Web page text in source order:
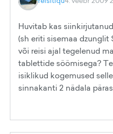
Huvitab kas
(sh eriti sisemaa dzunglit
või reisi ajal tegelenud
tablettide söömisega?
isiklikud kogemused
sinnakanti 2 nädala